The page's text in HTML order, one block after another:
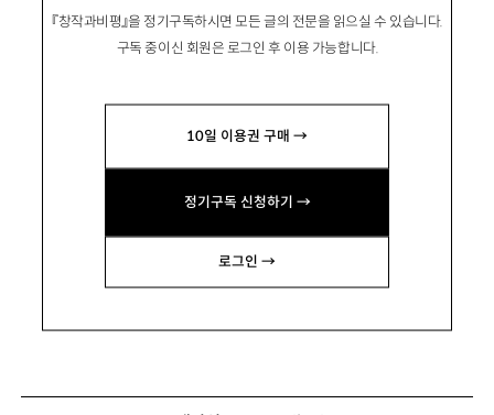
『창작과비평』을 정기구독하시면 모든 글의 전문을 읽으실 수 있습니다.
구독 중이신 회원은 로그인 후 이용 가능합니다.
10일 이용권 구매 →
정기구독 신청하기 →
로그인 →